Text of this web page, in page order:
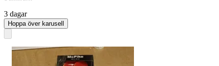
3 dagar
Hoppa över karusell